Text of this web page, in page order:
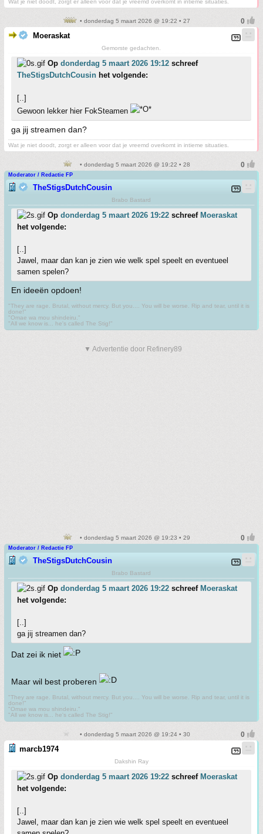
Wat je niet doodt, zorgt er alleen voor dat je vreemd overkomt in intieme situaties.
• donderdag 5 maart 2026 @ 19:22 • 27
Moeraskat
Gemorste gedachten.
Op donderdag 5 maart 2026 19:12 schreef
TheStigsDutchCousin het volgende:
[..]
Gewoon lekker hier FokSteamen
ga jij streamen dan?
Wat je niet doodt, zorgt er alleen voor dat je vreemd overkomt in intieme situaties.
• donderdag 5 maart 2026 @ 19:22 • 28
Moderator / Redactie FP
TheStigsDutchCousin
Brabo Bastard
Op donderdag 5 maart 2026 19:22 schreef Moeraskat
het volgende:
[..]
Jawel, maar dan kan je zien wie welk spel speelt en eventueel
samen spelen?
En ideeën opdoen!
"They are rage. Brutal, without mercy. But you.... You will be worse. Rip and tear, until it is
done!"
"Omae wa mou shindeiru."
"All we know is... he's called The Stig!"
▼ Advertentie door Refinery89
• donderdag 5 maart 2026 @ 19:23 • 29
Moderator / Redactie FP
TheStigsDutchCousin
Brabo Bastard
Op donderdag 5 maart 2026 19:22 schreef Moeraskat
het volgende:
[..]
ga jij streamen dan?
Dat zei ik niet
Maar wil best proberen
"They are rage. Brutal, without mercy. But you.... You will be worse. Rip and tear, until it is
done!"
"Omae wa mou shindeiru."
"All we know is... he's called The Stig!"
• donderdag 5 maart 2026 @ 19:24 • 30
marcb1974
Dakshin Ray
Op donderdag 5 maart 2026 19:22 schreef Moeraskat
het volgende:
[..]
Jawel, maar dan kan je zien wie welk spel speelt en eventueel